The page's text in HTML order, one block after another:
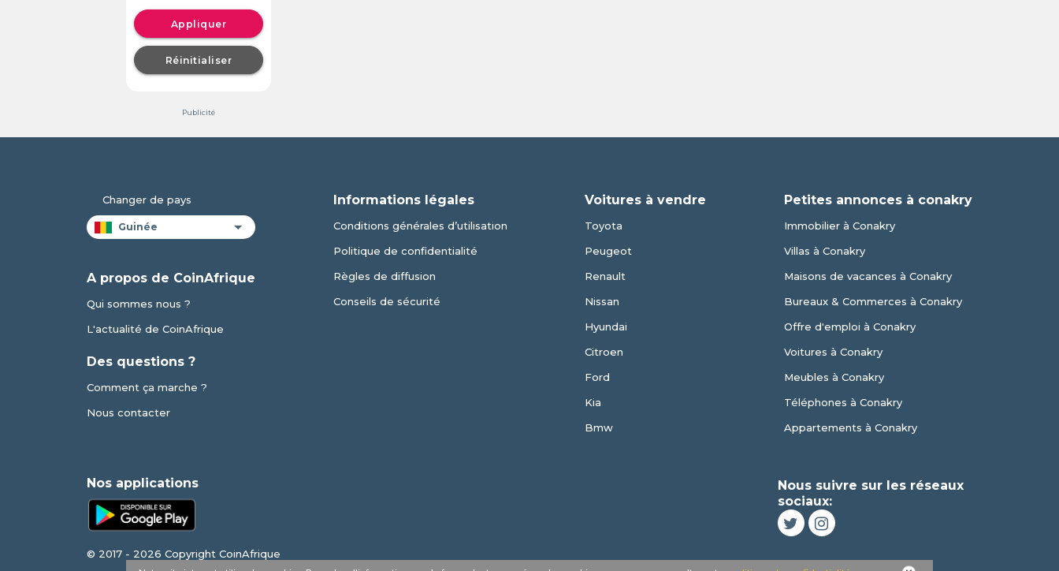
Appliquer
Réinitialiser
Publicité
Changer de pays
A propos de CoinAfrique
Qui sommes nous ?
L'actualité de CoinAfrique
Des questions ?
Comment ça marche ?
Nous contacter
Informations légales
Conditions générales d’utilisation
Politique de confidentialité
Règles de diffusion
Conseils de sécurité
Voitures à vendre
Toyota
Peugeot
Renault
Nissan
Hyundai
Citroen
Ford
Kia
Bmw
Petites annonces à conakry
Immobilier à Conakry
Villas à Conakry
Maisons de vacances à Conakry
Bureaux & Commerces à Conakry
Offre d'emploi à Conakry
Voitures à Conakry
Meubles à Conakry
Téléphones à Conakry
Appartements à Conakry
Nos applications
Nous suivre sur les réseaux
sociaux:
© 2017 - 2026 Copyright CoinAfrique